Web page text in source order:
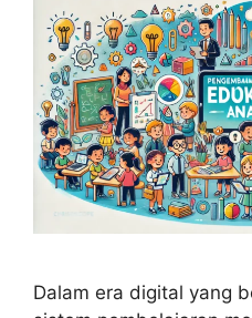
Dalam era digital yang